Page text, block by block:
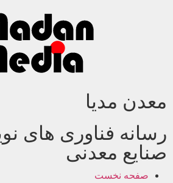
معدن مدیا
رسانه فناوری های
صنایع معدنی
صفحه نخست